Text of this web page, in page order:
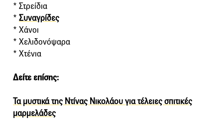
* Στρείδια
* Συναγρίδες
* Χάνοι
* Χελιδονόψαρα
* Χτένια
Δείτε επίσης:
Τα μυστικά της Ντίνας Νικολάου για τέλειες σπιτικές
μαρμελάδες